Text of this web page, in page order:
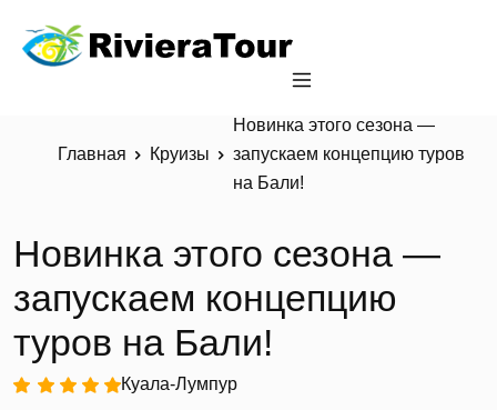
Главная Круизы
Новинка этого сезона —
запускаем концепцию туров
на Бали!
Новинка этого сезона —
запускаем концепцию
туров на Бали!
Куала-Лумпур